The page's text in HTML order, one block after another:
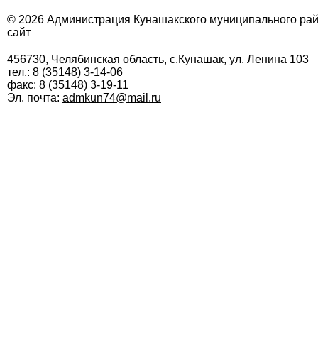
© 2026 Администрация Кунашакского муниципального
сайт
456730, Челябинская область, с.Кунашак, ул. Ленина 103
тел.: 8 (35148) 3-14-06
факс: 8 (35148) 3-19-11
Эл. почта: admkun74@mail.ru